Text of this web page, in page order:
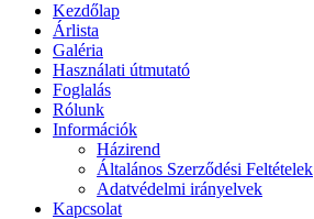
Kezdőlap
Árlista
Galéria
Használati útmutató
Foglalás
Rólunk
Információk
Házirend
Általános Szerződési Feltételek
Adatvédelmi irányelvek
Kapcsolat